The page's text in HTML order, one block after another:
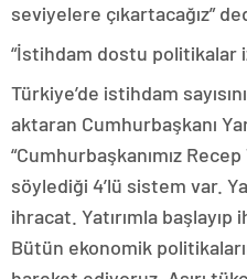
seviyelere çıkartacağız”
“İstihdam dostu politikalar
Türkiye’de istihdam
aktaran Cumhurbaşkanı
“Cumhurbaşkanımız
söylediği 4’lü sistem var.
ihracat. Yatırımla
Bütün ekonomik